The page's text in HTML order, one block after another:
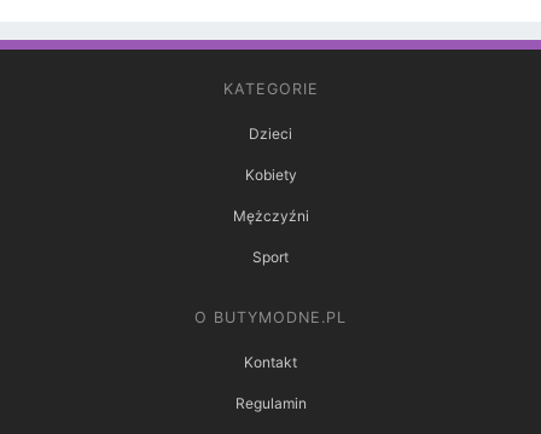
KATEGORIE
Dzieci
Kobiety
Mężczyźni
Sport
O BUTYMODNE.PL
Kontakt
Regulamin